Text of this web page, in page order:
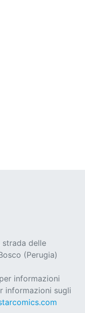
strada delle
(Perugia)
informazioni
informazioni sugli